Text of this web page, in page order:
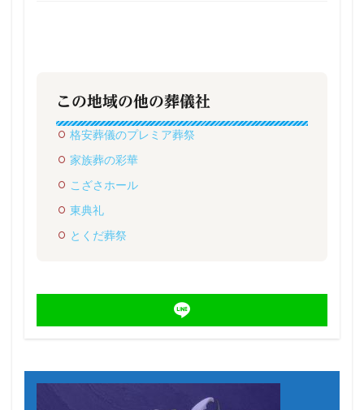
この地域の他の葬儀社
格安葬儀のプレミア葬祭
家族葬の彩華
こざさホール
東典礼
とくだ葬祭